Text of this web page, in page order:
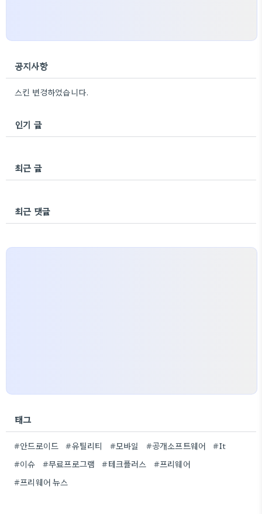
공지사항
스킨 변경하였습니다.
인기 글
최근 글
최근 댓글
태그
#안드로이드 #유틸리티 #모바일 #공개소프트웨어
#It
#이슈
#무료프로그램 #테크플러스
#프리웨어
#프리웨어 뉴스